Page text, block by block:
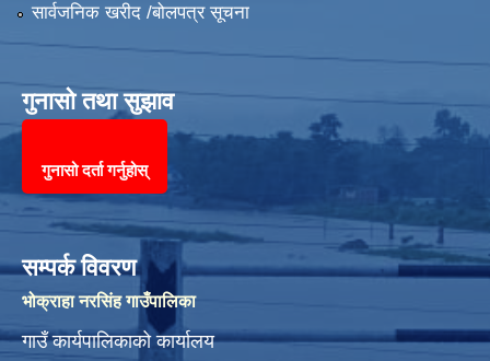
सार्वजनिक खरीद /बोलपत्र सूचना
गुनासो तथा सुझाव
गुनासो दर्ता गर्नुहोस्
सम्पर्क विवरण
भोक्राहा नरसिंह गाउँपालिका
गाउँ कार्यपालिकाको कार्यालय